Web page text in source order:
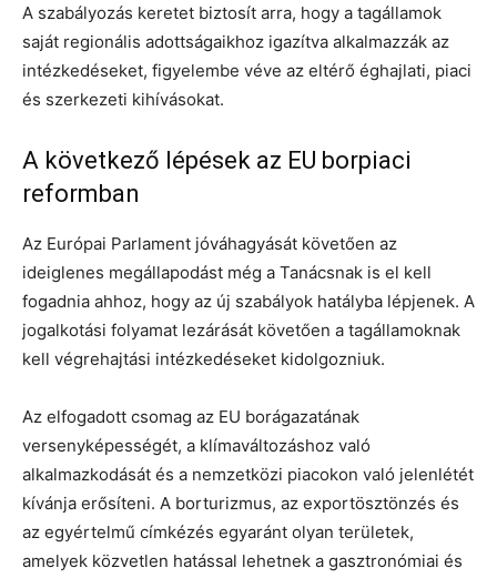
A szabályozás keretet biztosít arra, hogy a tagállamok
saját regionális adottságaikhoz igazítva alkalmazzák az
intézkedéseket, figyelembe véve az eltérő éghajlati, piaci
és szerkezeti kihívásokat.
A következő lépések az EU borpiaci
reformban
Az Európai Parlament jóváhagyását követően az
ideiglenes megállapodást még a Tanácsnak is el kell
fogadnia ahhoz, hogy az új szabályok hatályba lépjenek. A
jogalkotási folyamat lezárását követően a tagállamoknak
kell végrehajtási intézkedéseket kidolgozniuk.
Az elfogadott csomag az EU borágazatának
versenyképességét, a klímaváltozáshoz való
alkalmazkodását és a nemzetközi piacokon való jelenlétét
kívánja erősíteni. A borturizmus, az exportösztönzés és
az egyértelmű címkézés egyaránt olyan területek,
amelyek közvetlen hatással lehetnek a gasztronómiai és